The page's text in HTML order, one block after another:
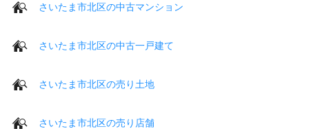
さいたま市北区の中古マンション
さいたま市北区の中古一戸建て
さいたま市北区の売り土地
さいたま市北区の売り店舗